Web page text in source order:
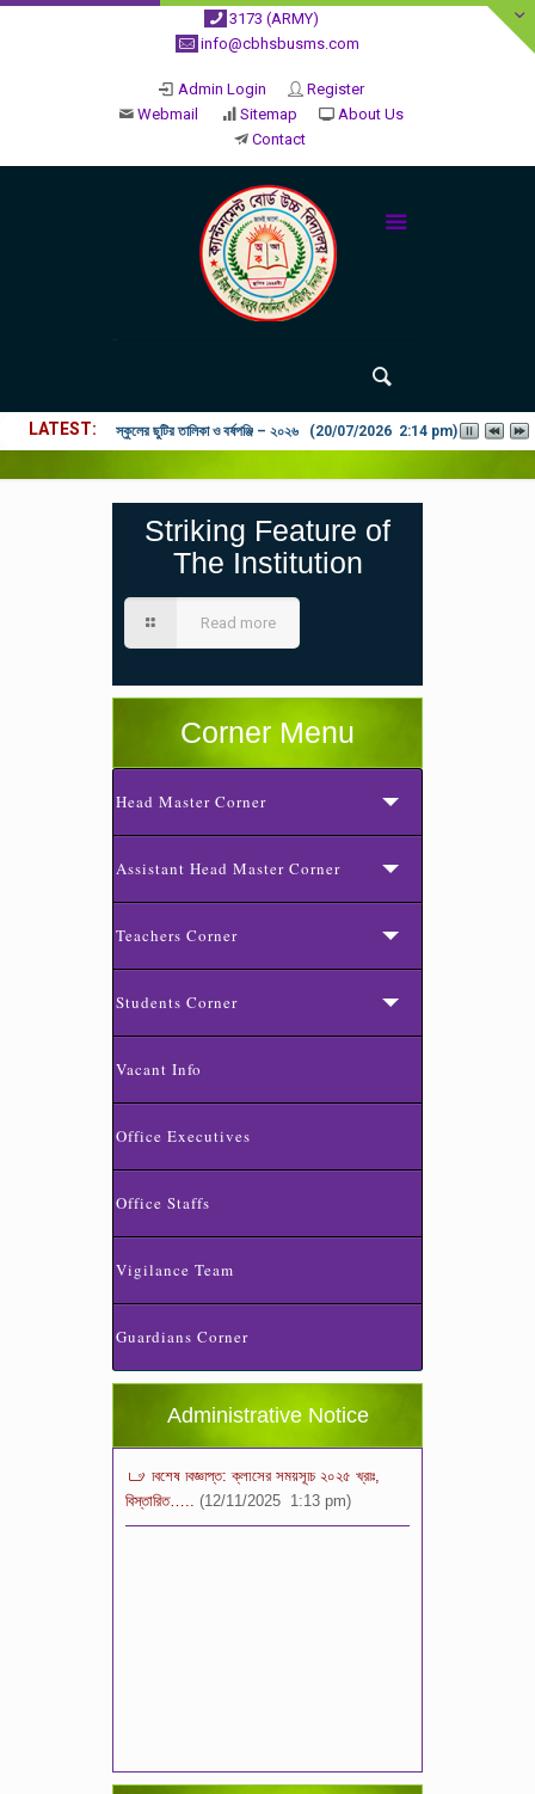
3173 (ARMY)
info@cbhsbusms.com
Admin Login
Register
Webmail
Sitemap
About Us
Contact
LATEST ২০২৬ শিক্ষাবর্ষে ভর্তি পুন: বিজ্ঞপ্তিঃ শিশু থেকে নবম শ্রেণি পযর্ন্ত ফরম বিতরন
Striking Feature of
The Institution
Read more
Corner Menu
Head Master Corner
Assistant Head Master Corner
Teachers Corner
Students Corner
Vacant Info
Office Executives
Office Staffs
Vigilance Team
Guardians Corner
Administrative Notice
স্কুলের ছুটির তালিকা ও বর্ষপঞ্জি – ২০২৬
(20/07/2026 2:14 pm)
শ্রেণি পযর্ন্ত ফরম বিতরন চলছে… বিস্তারিত
বিশেষ বিজ্ঞপ্তি: ক্লাসের সময়সূচি ২০২৫ খ্রীঃ,
বিস্তারিত….. (12/11/2025 1:13 pm)